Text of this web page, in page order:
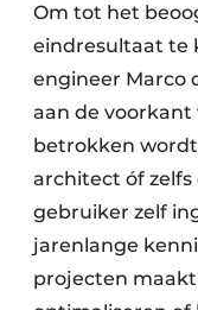
Om tot het
eindresultaat te
engineer Marco
aan de
betrokken
architect óf
gebruiker zelf
jarenlange
projecten